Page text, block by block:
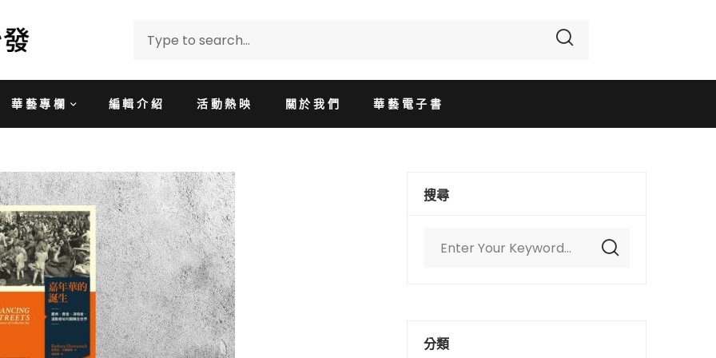
華藝專欄 編輯介紹 活動熱映 關於我們 華藝電子書
搜尋
分類